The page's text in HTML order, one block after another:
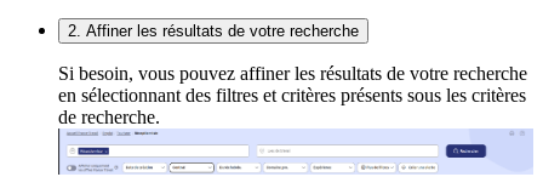
2. Affiner les résultats de votre recherche
Si besoin, vous pouvez affiner les résultats de votre recherche
en sélectionnant des filtres et critères présents sous les critères
de recherche.